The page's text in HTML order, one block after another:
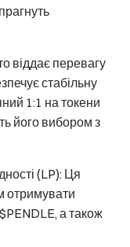
віддає перевагу
стабільну
1:1 на токени
його вибором з
(LP): Ця
отримувати
а також